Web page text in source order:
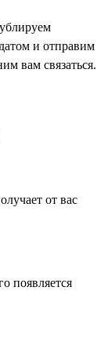
и отправим
вам связаться.
от вас
появляется